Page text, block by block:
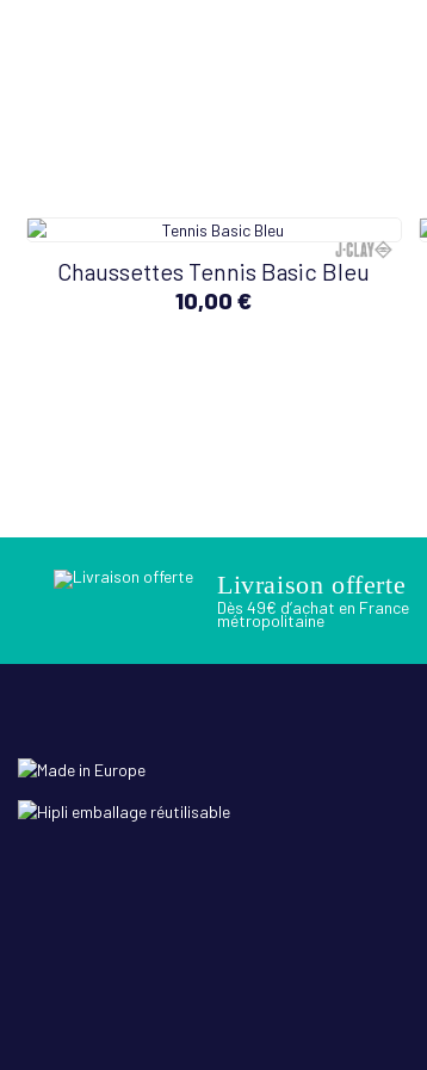
Chaussettes Tennis Basic Bleu
10,00 €
Livraison offerte
Dès 49€ d’achat en France
métropolitaine